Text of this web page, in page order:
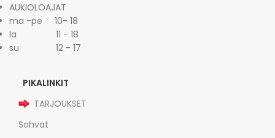
AUKIOLOAJAT
ma -pe 10- 18
la 11 - 18
su 12 - 17
PIKALINKIT
TARJOUKSET
Sohvat